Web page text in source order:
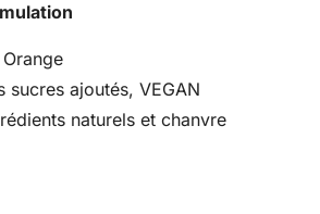
sucres ajoutés, VEGAN
naturels et chanvre